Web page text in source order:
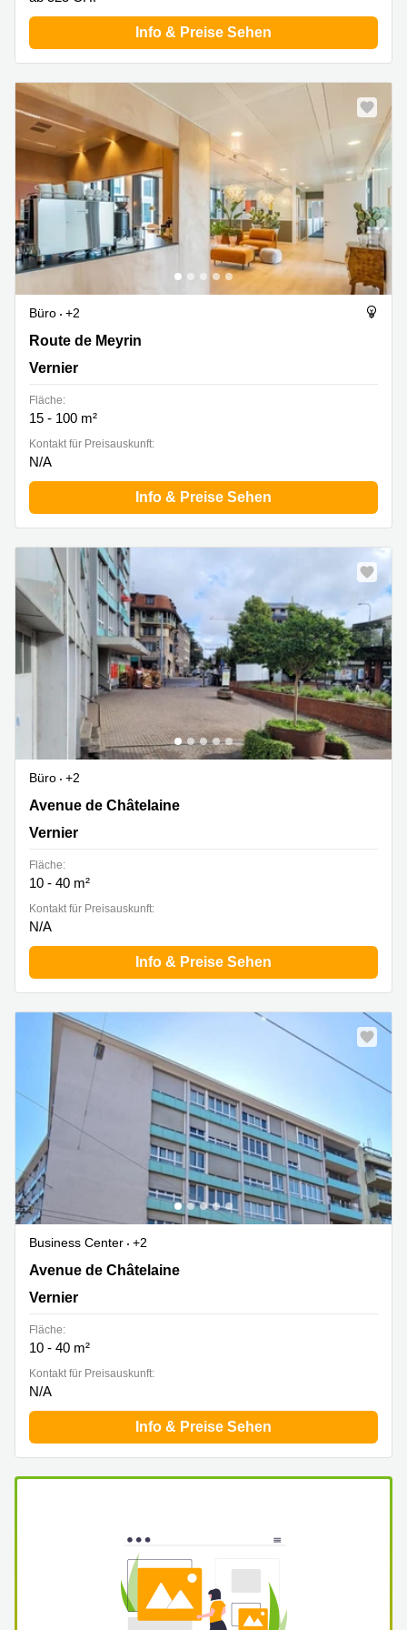
Info & Preise Sehen
Büro
+2
Route de Meyrin 123, Vernier
Route de Meyrin
Vernier
Fläche:
15 - 100 m²
Kontakt für Preisauskunft:
N/A
Info & Preise Sehen
Büro
+2
Avenue de Châtelaine 89, Vernier
Avenue de Châtelaine
Vernier
Fläche:
10 - 40 m²
Kontakt für Preisauskunft:
N/A
Info & Preise Sehen
Business Center
+2
Avenue de Châtelaine 89, Vernier
Avenue de Châtelaine
Vernier
Fläche:
10 - 40 m²
Kontakt für Preisauskunft:
N/A
Info & Preise Sehen